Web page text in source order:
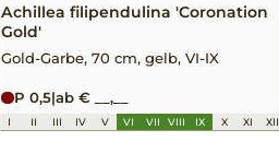
Achillea filipendulina 'Coronation
Gold'
Gold-Garbe, 70 cm, gelb, VI-IX
P 0,5|ab € __,__
I II III IV V VI VII VIII IX X XI XII